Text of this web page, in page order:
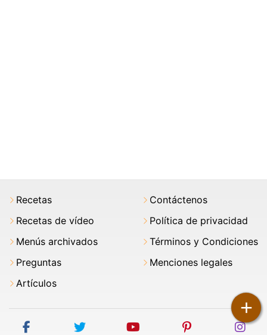
+
Recetas
Recetas de vídeo
Menús archivados
Preguntas
Artículos
Contáctenos
Política de privacidad
Términos y Condiciones
Menciones legales
facebook twitter youtube pinterest